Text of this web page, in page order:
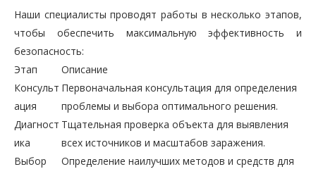
Наши специалисты проводят работы в несколько этапов,
чтобы обеспечить максимальную эффективность и
безопасность:
Этап
Описание
Консульт
ация
Первоначальная консультация для определения
проблемы и выбора оптимального решения.
Диагност
ика
Тщательная проверка объекта для выявления
всех источников и масштабов заражения.
Выбор
Определение наилучших методов и средств для